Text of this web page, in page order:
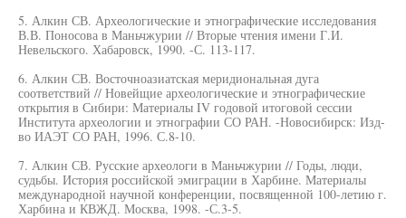
5. Алкин СВ. Археологические и этнографические исследования
В.В. Поносова в Маньчжурии // Вторые чтения имени Г.И.
Невельского. Хабаровск, 1990. -С. 113-117.
6. Алкин СВ. Восточноазиатская меридиональная дуга
соответствий // Новейщие археологические и этнографические
открытия в Сибири: Материалы IV годовой итоговой сессии
Института археологии и этнографии СО РАН. -Новосибирск: Изд-
во ИАЭТ СО РАН, 1996. С.8-10.
7. Алкин СВ. Русские археологи в Маньчжурии // Годы, люди,
судьбы. История российской эмиграции в Харбине. Материалы
международной научной конференции, посвященной 100-летию г.
Харбина и КВЖД. Москва, 1998. -С.3-5.